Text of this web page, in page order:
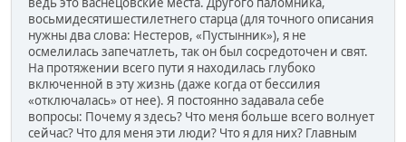
восьмидесятишестилетнего старца (для точного описания
нужны два слова: Нестеров, «Пустынник»), я не
осмелилась запечатлеть, так он был сосредоточен и свят.
На протяжении всего пути я находилась глубоко
включенной в эту жизнь (даже когда от бессилия
«отключалась» от нее). Я постоянно задавала себе
вопросы: Почему я здесь? Что меня больше всего волнует
сейчас? Что для меня эти люди? Что я для них? Главным